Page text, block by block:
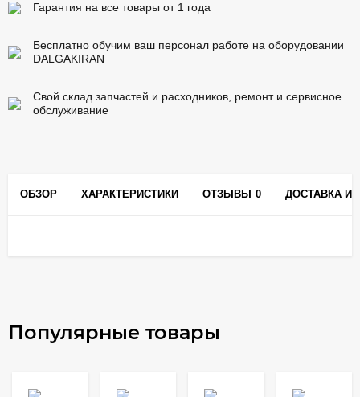
Гарантия на все товары от 1 года
Бесплатно обучим ваш персонал работе на оборудовании
DALGAKIRAN
Свой склад запчастей и расходников, ремонт и сервисное
обслуживание
ОБЗОР ХАРАКТЕРИСТИКИ ОТЗЫВЫ 0 ДОСТАВКА И
Популярные товары